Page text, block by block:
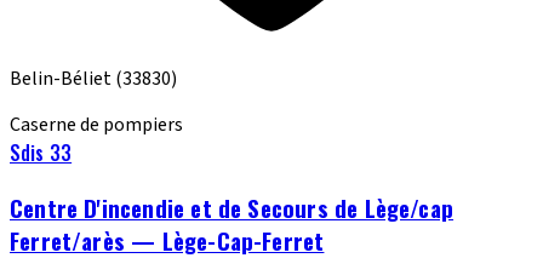
Belin-Béliet(33830)
Caserne de pompiers
Sdis 33
Centre D'incendie et de Secours de Lège/cap
Ferret/arès — Lège-Cap-Ferret